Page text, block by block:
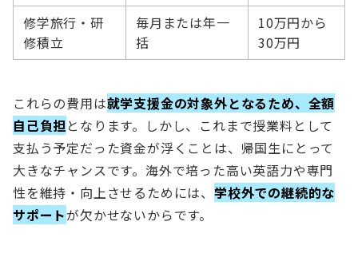
修学旅行・研
修積立
毎月または年一
括
10万円から
30万円
これらの費用は就学支援金の対象外となるため、全額
自己負担となります。しかし、これまで授業料として
支払う予定だった資金が浮くことは、帰国生にとって
大きなチャンスです。海外で培った高い英語力や専門
性を維持・向上させるためには、 学校外での継続的な
サポートが欠かせないからです。